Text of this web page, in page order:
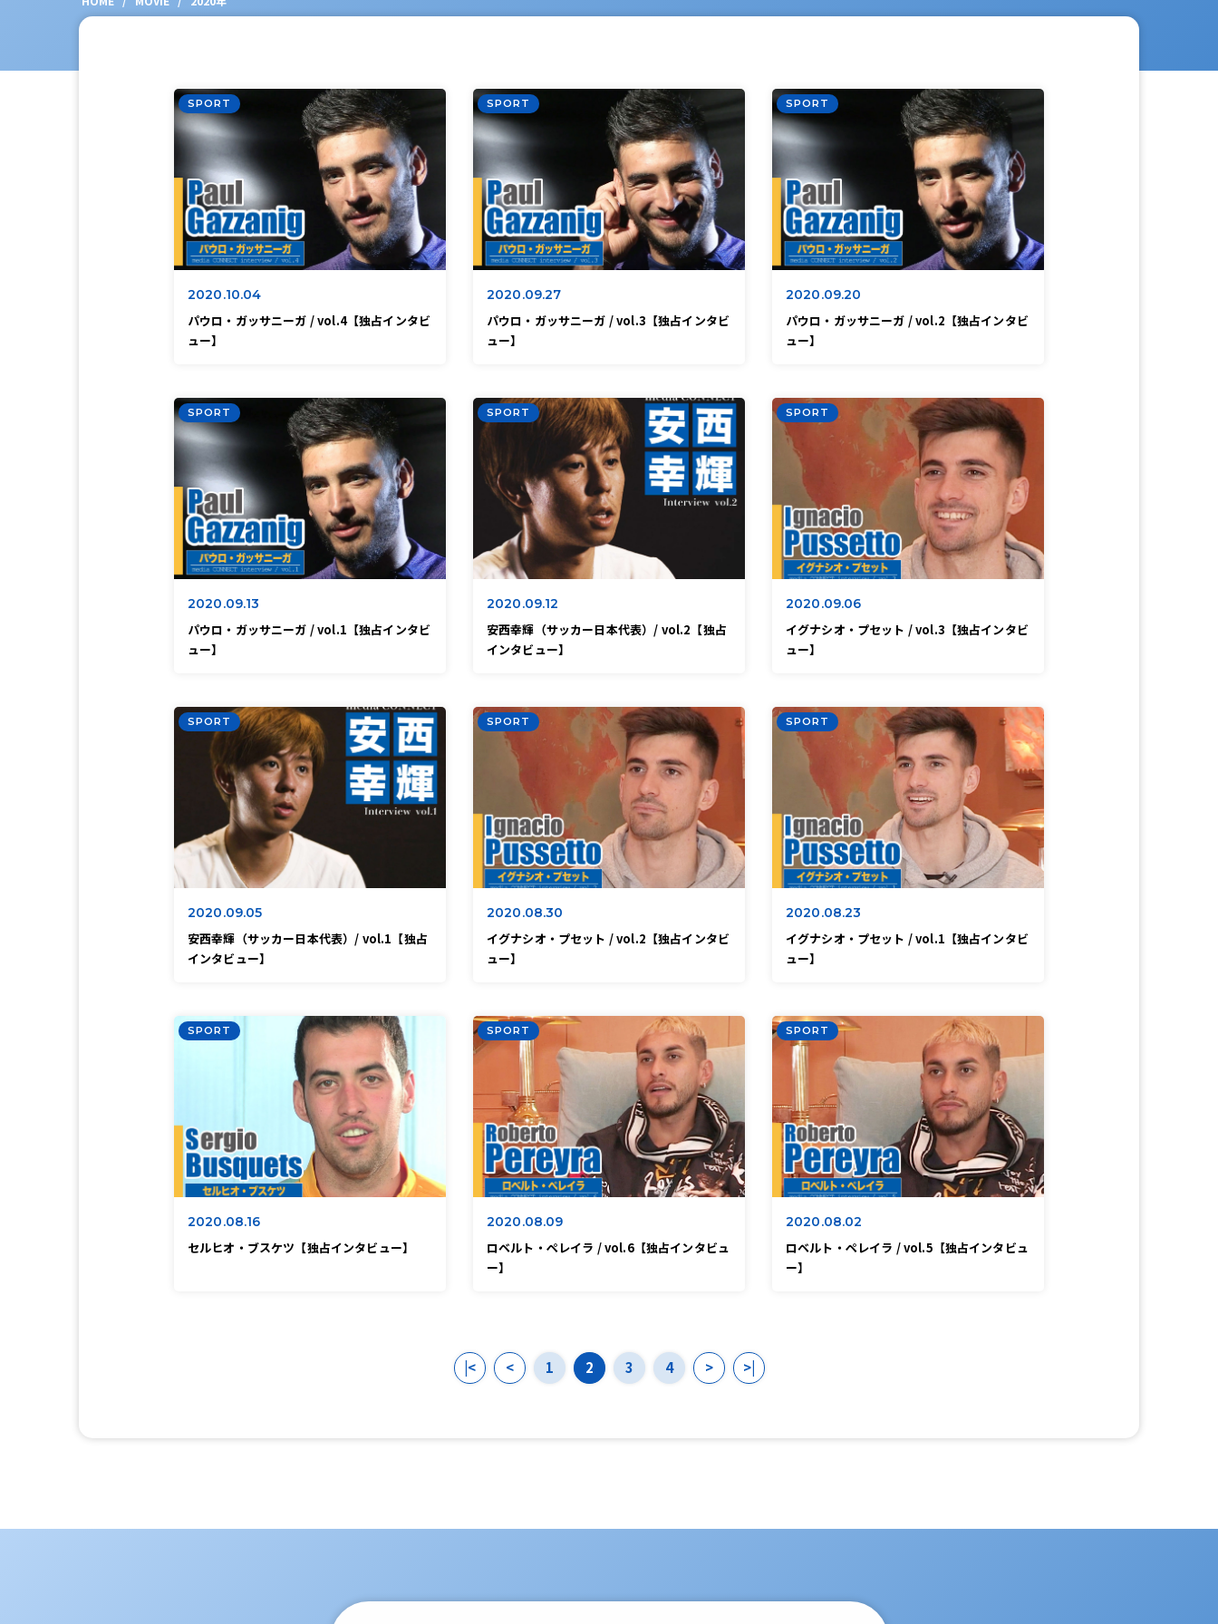
SPORT
2020.10.04
パウロ・ガッサニーガ / vol.4【独占インタビ
ュー】
SPORT
2020.09.27
パウロ・ガッサニーガ / vol.3【独占インタビ
ュー】
SPORT
2020.09.20
パウロ・ガッサニーガ / vol.2【独占インタビ
ュー】
SPORT
2020.09.13
パウロ・ガッサニーガ / vol.1【独占インタビ
ュー】
SPORT
2020.09.12
安西幸輝（サッカー日本代表）/ vol.2【独占
インタビュー】
SPORT
2020.09.06
イグナシオ・プセット / vol.3【独占インタビ
ュー】
SPORT
2020.09.05
安西幸輝（サッカー日本代表）/ vol.1【独占
インタビュー】
SPORT
2020.08.30
イグナシオ・プセット / vol.2【独占インタビ
ュー】
SPORT
2020.08.23
イグナシオ・プセット / vol.1【独占インタビ
ュー】
SPORT
2020.08.16
セルヒオ・ブスケツ【独占インタビュー】
SPORT
2020.08.09
ロベルト・ペレイラ / vol.6【独占インタビュ
ー】
SPORT
2020.08.02
ロベルト・ペレイラ / vol.5【独占インタビュ
ー】
|< < 1 2 3 4 > >|